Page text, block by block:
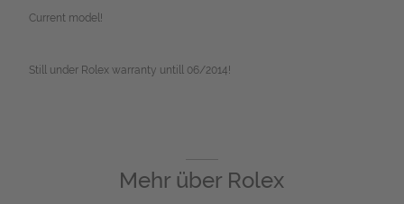
Current model!
Still under Rolex warranty untill 06/2014!
Mehr über Rolex